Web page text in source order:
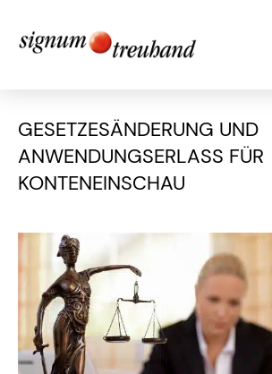
GESETZESÄNDERUNG UND
ANWENDUNGSERLASS FÜR
KONTENEINSCHAU